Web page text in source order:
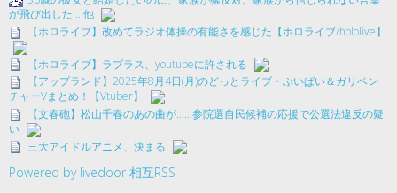
が飛び出した… 他
【ホロライブ】改めてラジオ体操の有能さを感じた【ホロライブ/hololive】
【ホロライブ】ラプラス、youtubeに許される
【アップランド】2025年8月4日(月)のどっとライブ・ぶいぱい＆ガリベン
チャーVまとめ！【Vtuber】
【文春砲】松山千春のあの曲が……参院選自民候補の応援で公選法違反の疑
い
三大アイドルアニメ、決まる
Powered by livedoor 相互RSS